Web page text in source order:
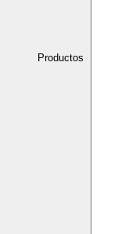
Productos